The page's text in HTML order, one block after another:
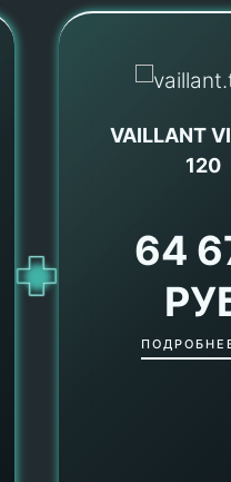
VAILLANT
120
64